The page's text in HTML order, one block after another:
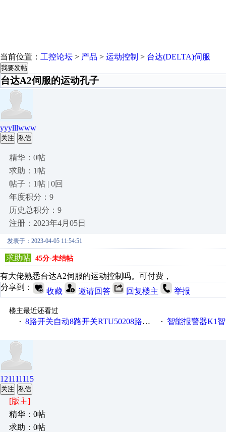
当前位置： 工控论坛 > 产品 > 运动控制 > 台达(DELTA)伺服
我要发帖
台达A2伺服的运动孔子
yyylllwww
关注 私信
精华：0帖
求助：1帖
帖子：1帖 | 0回
年度积分：9
历史总积分：9
注册：2023年4月05日
发表于：2023-04-05 11:54:51
求助帖 45分-未结帖
有大佬熟悉台达A2伺服的运动控制吗。可付费，
分享到：
收藏 邀请回答 回复楼主 举报
楼主最近还看过
· 8路开关自动8路开关RTU50208路开关金鸽RTU5021 · 智能报警器K1智能
121111115
关注 私信
[版主]
精华：0帖
求助：0帖